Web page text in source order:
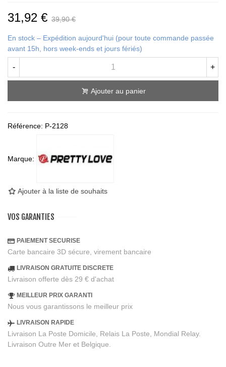
31,92 € 39,90 €
En stock – Expédition aujourd'hui (pour toute commande passée
avant 15h, hors week-ends et jours fériés)
- +
Ajouter au panier
Référence: P-2128
Marque:
Ajouter à la liste de souhaits
VOS GARANTIES
PAIEMENT SECURISE
Carte bancaire 3D sécure, virement bancaire
LIVRAISON GRATUITE DISCRETE
Livraison offerte dès 29 € d'achat
MEILLEUR PRIX GARANTI
Nous vous garantissons le meilleur prix
LIVRAISON RAPIDE
Livraison La Poste Domicile, Relais La Poste, Mondial Relay.
Livraison Outre Mer et Belgique.